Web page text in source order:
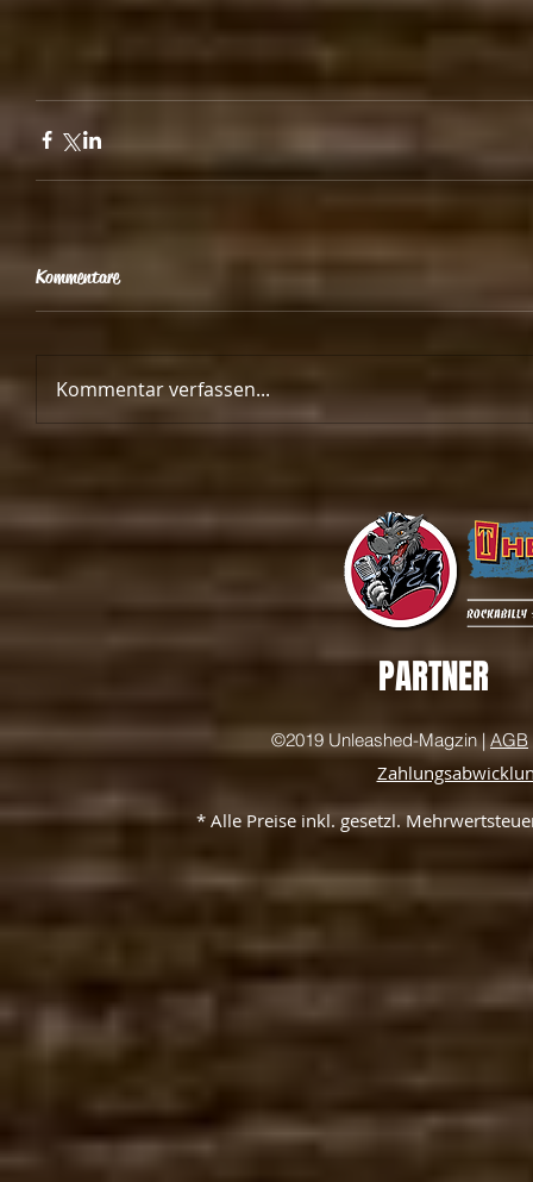
Kommentare
Kommentar verfassen...
PARTNER
©2019 Unleashed-Magzin |AGB
* Alle Preise inkl. gesetzl.